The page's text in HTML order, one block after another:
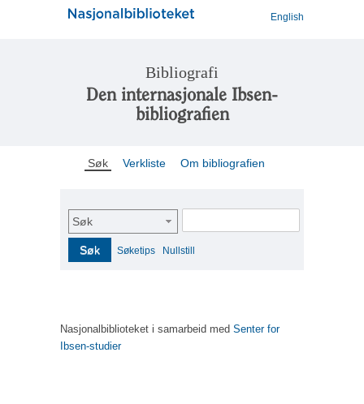
English
Bibliografi
Den internasjonale Ibsen-
bibliografien
Søk Verkliste Om bibliografien
Søk
Søk Søketips Nullstill
Nasjonalbiblioteket i samarbeid med Senter for
Ibsen-studier